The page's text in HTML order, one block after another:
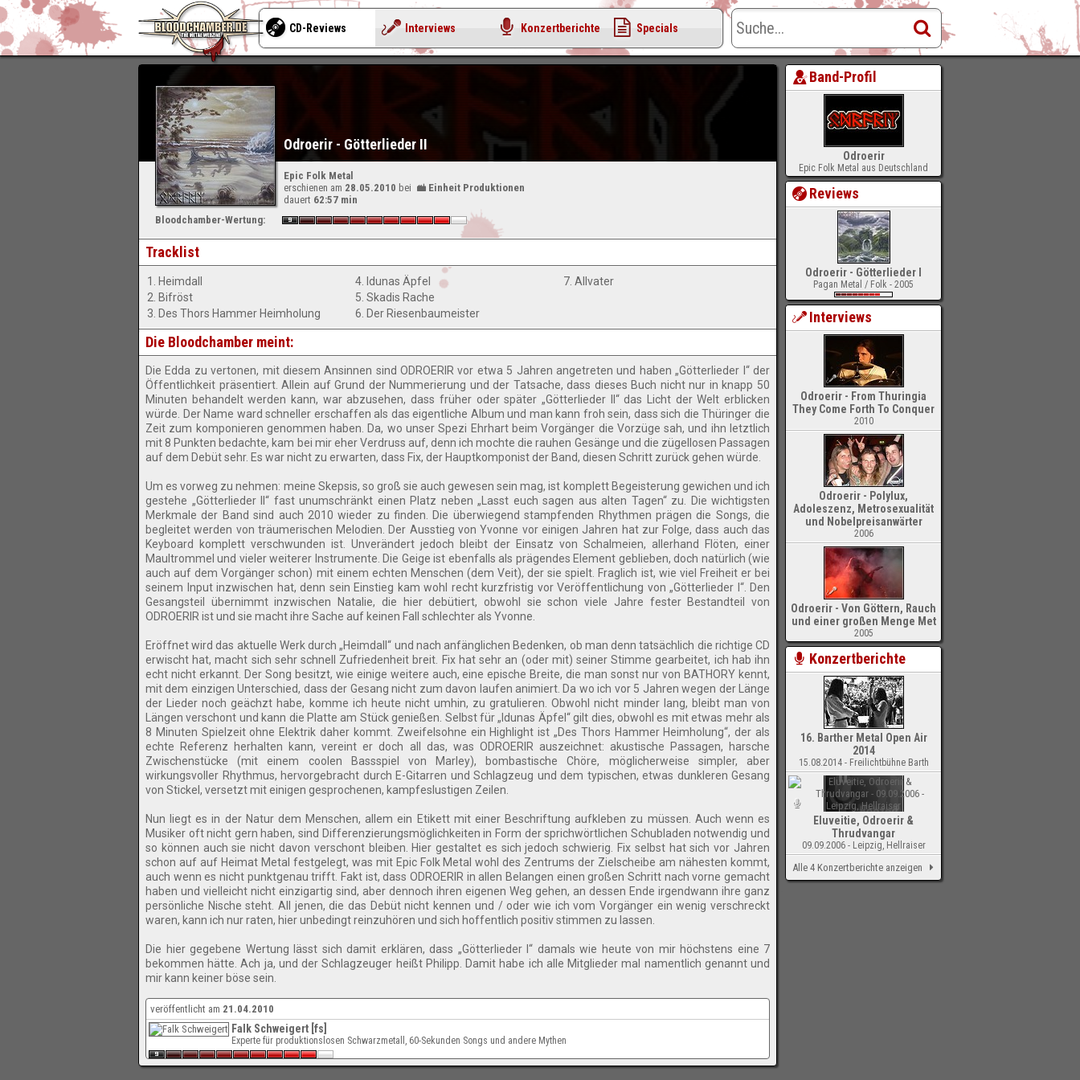
Odroerir - Götterlieder II
Epic Folk Metal
erschienen am 28.05.2010 bei
Einheit Produktionen
dauert 62:57 min
Bloodchamber-Wertung:
Tracklist
1. Heimdall
2. Bifröst
3. Des Thors Hammer Heimholung
4. Idunas Äpfel
5. Skadis Rache
6. Der Riesenbaumeister
7. Allvater
Die Bloodchamber meint:
Die Edda zu vertonen, mit diesem Ansinnen sind ODROERIR vor etwa 5 Jahren angetreten und haben „Götterlieder I“ der
Öffentlichkeit präsentiert. Allein auf Grund der Nummerierung und der Tatsache, dass dieses Buch nicht nur in knapp 50
Minuten behandelt werden kann, war abzusehen, dass früher oder später „Götterlieder II“ das Licht der Welt erblicken
würde. Der Name ward schneller erschaffen als das eigentliche Album und man kann froh sein, dass sich die Thüringer die
Zeit zum komponieren genommen haben. Da, wo unser Spezi Ehrhart beim Vorgänger die Vorzüge sah, und ihn letztlich
mit 8 Punkten bedachte, kam bei mir eher Verdruss auf, denn ich mochte die rauhen Gesänge und die zügellosen Passagen
auf dem Debüt sehr. Es war nicht zu erwarten, dass Fix, der Hauptkomponist der Band, diesen Schritt zurück gehen würde.
Um es vorweg zu nehmen: meine Skepsis, so groß sie auch gewesen sein mag, ist komplett Begeisterung gewichen und ich
gestehe „Götterlieder II“ fast unumschränkt einen Platz neben „Lasst euch sagen aus alten Tagen“ zu. Die wichtigsten
Merkmale der Band sind auch 2010 wieder zu finden. Die überwiegend stampfenden Rhythmen prägen die Songs, die
begleitet werden von träumerischen Melodien. Der Ausstieg von Yvonne vor einigen Jahren hat zur Folge, dass auch das
Keyboard komplett verschwunden ist. Unverändert jedoch bleibt der Einsatz von Schalmeien, allerhand Flöten, einer
Maultrommel und vieler weiterer Instrumente. Die Geige ist ebenfalls als prägendes Element geblieben, doch natürlich (wie
auch auf dem Vorgänger schon) mit einem echten Menschen (dem Veit), der sie spielt. Fraglich ist, wie viel Freiheit er bei
seinem Input inzwischen hat, denn sein Einstieg kam wohl recht kurzfristig vor Veröffentlichung von „Götterlieder I“. Den
Gesangsteil übernimmt inzwischen Natalie, die hier debütiert, obwohl sie schon viele Jahre fester Bestandteil von
ODROERIR ist und sie macht ihre Sache auf keinen Fall schlechter als Yvonne.
Eröffnet wird das aktuelle Werk durch „Heimdall“ und nach anfänglichen Bedenken, ob man denn tatsächlich die richtige CD
erwischt hat, macht sich sehr schnell Zufriedenheit breit. Fix hat sehr an (oder mit) seiner Stimme gearbeitet, ich hab ihn
echt nicht erkannt. Der Song besitzt, wie einige weitere auch, eine epische Breite, die man sonst nur von BATHORY kennt,
mit dem einzigen Unterschied, dass der Gesang nicht zum davon laufen animiert. Da wo ich vor 5 Jahren wegen der Länge
der Lieder noch geächzt habe, komme ich heute nicht umhin, zu gratulieren. Obwohl nicht minder lang, bleibt man von
Längen verschont und kann die Platte am Stück genießen. Selbst für „Idunas Äpfel“ gilt dies, obwohl es mit etwas mehr als
8 Minuten Spielzeit ohne Elektrik daher kommt. Zweifelsohne ein Highlight ist „Des Thors Hammer Heimholung“, der als
echte Referenz herhalten kann, vereint er doch all das, was ODROERIR auszeichnet: akustische Passagen, harsche
Zwischenstücke (mit einem coolen Bassspiel von Marley), bombastische Chöre, möglicherweise simpler, aber
wirkungsvoller Rhythmus, hervorgebracht durch E-Gitarren und Schlagzeug und dem typischen, etwas dunkleren Gesang
von Stickel, versetzt mit einigen gesprochenen, kampfeslustigen Zeilen.
Nun liegt es in der Natur dem Menschen, allem ein Etikett mit einer Beschriftung aufkleben zu müssen. Auch wenn es
Musiker oft nicht gern haben, sind Differenzierungsmöglichkeiten in Form der sprichwörtlichen Schubladen notwendig und
so können auch sie nicht davon verschont bleiben. Hier gestaltet es sich jedoch schwierig. Fix selbst hat sich vor Jahren
schon auf auf Heimat Metal festgelegt, was mit Epic Folk Metal wohl des Zentrums der Zielscheibe am nähesten kommt,
auch wenn es nicht punktgenau trifft. Fakt ist, dass ODROERIR in allen Belangen einen großen Schritt nach vorne gemacht
haben und vielleicht nicht einzigartig sind, aber dennoch ihren eigenen Weg gehen, an dessen Ende irgendwann ihre ganz
persönliche Nische steht. All jenen, die das Debüt nicht kennen und / oder wie ich vom Vorgänger ein wenig verschreckt
waren, kann ich nur raten, hier unbedingt reinzuhören und sich hoffentlich positiv stimmen zu lassen.
Die hier gegebene Wertung lässt sich damit erklären, dass „Götterlieder I“ damals wie heute von mir höchstens eine 7
bekommen hätte. Ach ja, und der Schlagzeuger heißt Philipp. Damit habe ich alle Mitglieder mal namentlich genannt und
mir kann keiner böse sein.
veröffentlicht am 21.04.2010
Falk Schweigert [fs]
Experte für produktionslosen Schwarzmetall, 60-Sekunden Songs und andere Mythen
Band-Profil
Odroerir
Epic Folk Metal aus Deutschland
Reviews
Odroerir - Götterlieder I
Pagan Metal / Folk - 2005
Interviews
Odroerir - From Thuringia
They Come Forth To Conquer
2010
Odroerir - Polylux,
Adoleszenz, Metrosexualität
und Nobelpreisanwärter
2006
Odroerir - Von Göttern, Rauch
und einer großen Menge Met
2005
Konzertberichte
16. Barther Metal Open Air
2014
15.08.2014 - Freilichtbühne Barth
Eluveitie, Odroerir &
Thrudvangar
09.09.2006 - Leipzig, Hellraiser
Alle 4 Konzertberichte anzeigen
CD-Reviews Interviews Konzertberichte Specials